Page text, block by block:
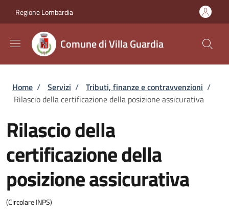
Regione Lombardia
Comune di Villa Guardia
Briciole di pane
Home / Servizi / Tributi, finanze e contravvenzioni /
Rilascio della certificazione della posizione assicurativa
Rilascio della
certificazione della
posizione assicurativa
(Circolare INPS)